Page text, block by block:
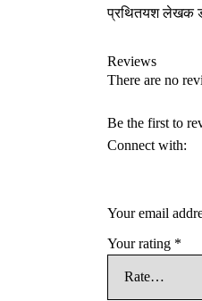
प्रथितयश लेखक
Reviews
There are no
Be the first to
Connect with:
Your email
Your rating *